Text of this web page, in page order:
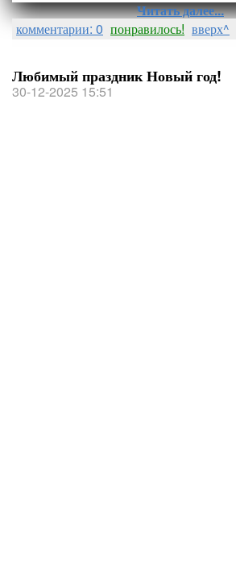
Читать далее...
комментарии: 0 понравилось! вверх^
Любимый праздник Новый год!
30-12-2025 15:51